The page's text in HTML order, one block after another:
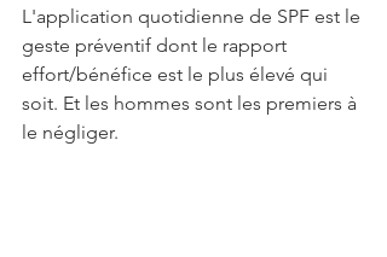
L'application quotidienne de SPF est le
geste préventif dont le rapport
effort/bénéfice est le plus élevé qui
soit. Et les hommes sont les premiers à
le négliger.